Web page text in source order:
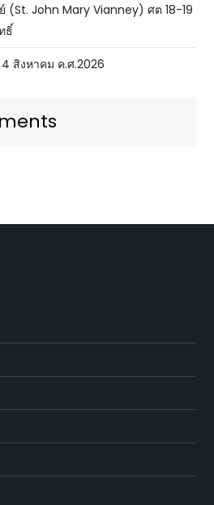
(St. John Mary Vianney) ศต 18-19
ธิ์
สิงหาคม ค.ศ.2026